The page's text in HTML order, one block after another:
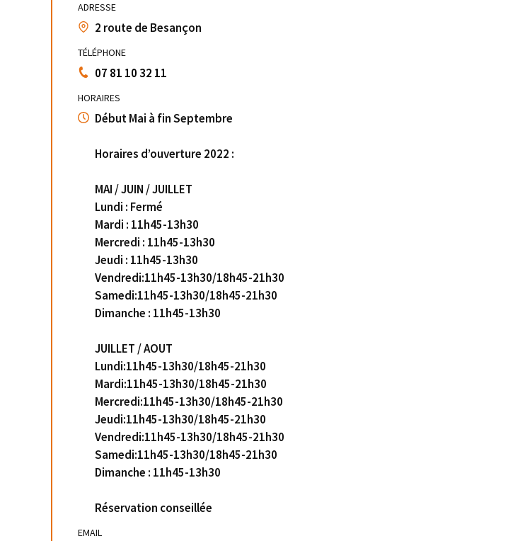
ADRESSE
2 route de Besançon
TÉLÉPHONE
07 81 10 32 11
HORAIRES
Début Mai à fin Septembre
Horaires d’ouverture 2022 :
MAI / JUIN / JUILLET
Lundi : Fermé
Mardi : 11h45-13h30
Mercredi : 11h45-13h30
Jeudi : 11h45-13h30
Vendredi:11h45-13h30/18h45-21h30
Samedi:11h45-13h30/18h45-21h30
Dimanche : 11h45-13h30
JUILLET / AOUT
Lundi:11h45-13h30/18h45-21h30
Mardi:11h45-13h30/18h45-21h30
Mercredi:11h45-13h30/18h45-21h30
Jeudi:11h45-13h30/18h45-21h30
Vendredi:11h45-13h30/18h45-21h30
Samedi:11h45-13h30/18h45-21h30
Dimanche : 11h45-13h30
Réservation conseillée
EMAIL